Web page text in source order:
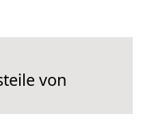
von